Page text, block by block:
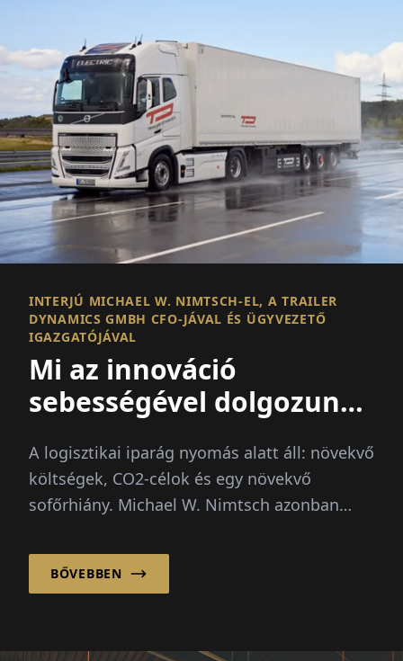
INTERJÚ MICHAEL W. NIMTSCH-EL, A TRAILER
DYNAMICS GMBH CFO-JÁVAL ÉS ÜGYVEZETŐ
IGAZGATÓJÁVAL
Mi az innováció
sebességével dolgozunk
nem
A logisztikai iparág nyomás alatt áll: növekvő
költségek, CO2-célok és egy növekvő
sofőrhiány. Michael W. Nimtsch azonban
BŐVEBBEN